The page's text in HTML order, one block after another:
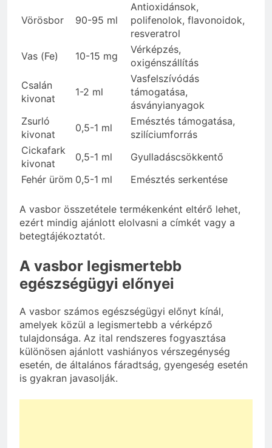
Vörösbor 90-95 ml
Antioxidánsok,
polifenolok, flavonoidok,
resveratrol
Vas (Fe)
10-15 mg
Vérképzés,
oxigénszállítás
Csalán
kivonat
1-2 ml
Vasfelszívódás
támogatása,
ásványianyagok
Zsurló
kivonat
0,5-1 ml
Emésztés támogatása,
szilíciumforrás
Cickafark
kivonat
0,5-1 ml
Gyulladáscsökkentő
Fehér üröm 0,5-1 ml Emésztés serkentése
A vasbor összetétele termékenként eltérő lehet,
ezért mindig ajánlott elolvasni a címkét vagy a
betegtájékoztatót.
A vasbor legismertebb
egészségügyi előnyei
A vasbor számos egészségügyi előnyt kínál,
amelyek közül a legismertebb a vérképző
tulajdonsága. Az ital rendszeres fogyasztása
különösen ajánlott vashiányos vérszegénység
esetén, de általános fáradtság, gyengeség esetén
is gyakran javasolják.